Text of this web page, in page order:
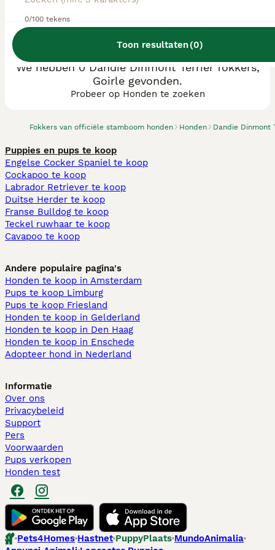
0/100 tekens
Toon resultaten(0)
Fokkers van officiële stamboom honden Honden Dandie Dinmont
We hebben 0 Dandie Dinmont Terriër fokkers,
Goirle gevonden.
Probeer op Honden te zoeken
Puppies en pups te koop
Engelse Cocker Spaniel te koop
Cockapoo te koop
Labrador Retriever te koop
Duitse Herder te koop
Franse Bulldog te koop
Teckel ruwhaar te koop
Cavapoo te koop
Andere populaire pagina's
Honden te koop in Amsterdam
Pups te koop Limburg​
Pups te koop Friesland​
Honden te koop in Gelderland
Honden te koop in Den Haag
Honden te koop in Enschede
Adopteer hond in Nederland
Informatie
Over ons
Privacybeleid
Support
Pers
Voorwaarden
Pups verkopen
Honden test
Pets4Homes Hastnet PuppyPlaats MundoAnimalia